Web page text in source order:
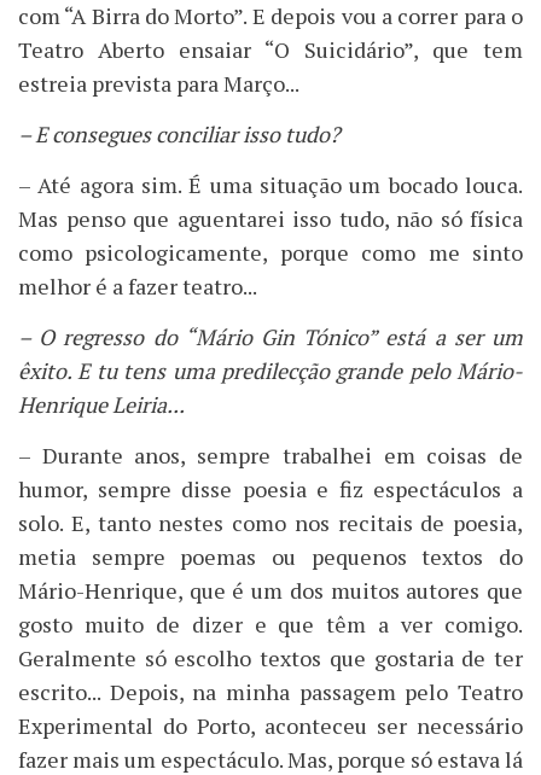
com “A Birra do Morto”. E depois vou a correr para o
Teatro Aberto ensaiar “O Suicidário”, que tem
estreia prevista para Março...
– E consegues conciliar isso tudo?
– Até agora sim. É uma situação um bocado louca.
Mas penso que aguentarei isso tudo, não só física
como psicologicamente, porque como me sinto
melhor é a fazer teatro...
– O regresso do “Mário Gin Tónico” está a ser um
êxito. E tu tens uma predilecção grande pelo Mário-
Henrique Leiria...
– Durante anos, sempre trabalhei em coisas de
humor, sempre disse poesia e fiz espectáculos a
solo. E, tanto nestes como nos recitais de poesia,
metia sempre poemas ou pequenos textos do
Mário-Henrique, que é um dos muitos autores que
gosto muito de dizer e que têm a ver comigo.
Geralmente só escolho textos que gostaria de ter
escrito... Depois, na minha passagem pelo Teatro
Experimental do Porto, aconteceu ser necessário
fazer mais um espectáculo. Mas, porque só estava lá